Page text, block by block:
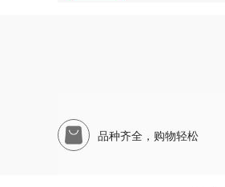
品种齐全，购物轻松